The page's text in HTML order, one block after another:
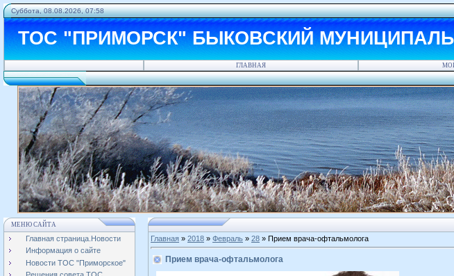
Суббота, 08.08.2026, 07:58
ТОС "ПРИМОРСК" БЫКОВСКИЙ
ГЛАВНАЯ
МЕНЮ САЙТА
Главная страница.Новости
Информация о сайте
Новости ТОС "Приморское"
Главная » 2018 » Февраль » 28 » Прием врача-офтальмолога
Прием врача-офтальмолога